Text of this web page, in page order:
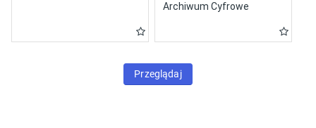
Archiwum Cyfrowe
Przeglądaj